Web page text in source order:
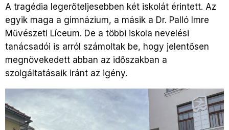
A tragédia legerőteljesebben két iskolát érintett. Az
egyik maga a gimnázium, a másik a Dr. Palló Imre
Művészeti Líceum. De a többi iskola nevelési
tanácsadói is arról számoltak be, hogy jelentősen
megnövekedett abban az időszakban a
szolgáltatásaik iránt az igény.